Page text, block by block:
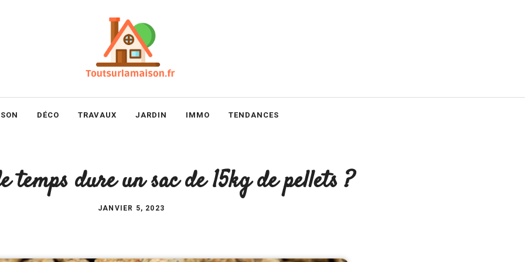
DÉCO TRAVAUX JARDIN IMMO TENDANCES
temps dure un sac de 15kg de pellets ?
JANVIER 5, 2023